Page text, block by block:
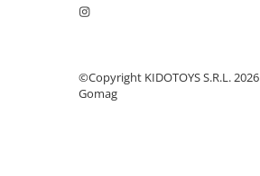
Manete frana bicicleta
Rulmenti si coronite
©Copyright KIDOTOYS S.R.L. 2026
Gomag